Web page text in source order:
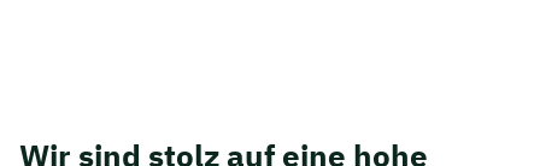
Wir sind stolz auf eine hohe